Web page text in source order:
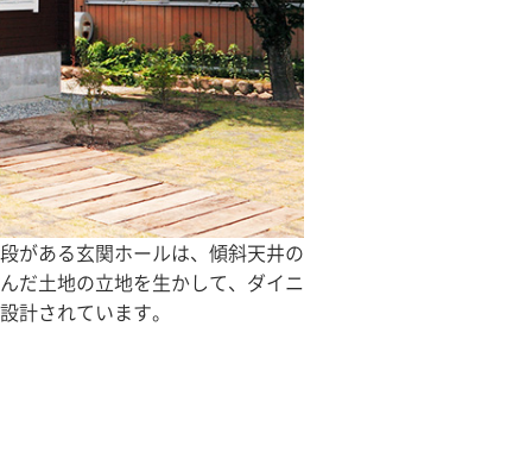
がある玄関ホールは、傾斜天井の
だ土地の立地を生かして、ダイニ
計されています。